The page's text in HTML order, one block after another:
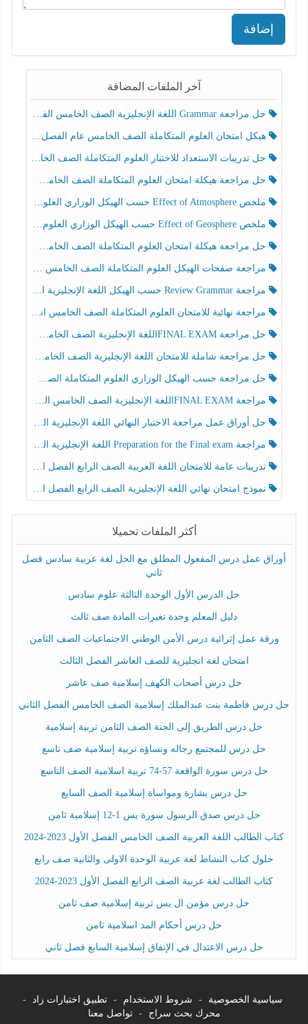
إضافة
آخر الملفات المضافة
حل مراجعة Grammar اللغة الإنجليزية الصف الخامس الفصل الثالث
هيكل امتحان العلوم المتكاملة الصف الخامس عام الفصل الدراسي الثالث 2025-2026
حل تدريبات الاستعداد للاختبار العلوم المتكاملة الصف الخامس عام الفصل الثالث
حل مراجعة هيكلة امتحان العلوم المتكاملة الصف الخامس انسبير الفصل الثالث
ملخص Effect of Atmosphere حسب الهيكل الوزاري العلوم المتكاملة الصف الخامس انسبير الفصل الثالث
ملخص Effect of Geosphere حسب الهيكل الوزاري العلوم المتكاملة الصف الخامس انسبير الفصل الثالث
حل مراجعة هيكلة امتحان العلوم المتكاملة الصف الخامس عام الفصل الثالث
مراجعة صفحات الهيكل العلوم المتكاملة الصف الخامس انسبير الفصل الثالث
مراجعة Review Grammar حسب الهيكل اللغة الإنجليزية الصف الخامس الفصل الثالث
مراجعة نهائية للامتحان العلوم المتكاملة الصف الخامس انسبير الفصل الثالث
حل مراجعة FINAL EXAMاللغة الإنجليزية الصف الخامس الفصل الثالث
حل مراجعة شاملة للامتحان اللغة الإنجليزية الصف الخامس الفصل الثالث
حل مراجعة حسب الهيكل الوزاري العلوم المتكاملة الصف الخامس عام الفصل الثالث
مراجعة FINAL EXAMاللغة الإنجليزية الصف الخامس الفصل الثالث
حل أوراق عمل مراجعة الاختبار النهائي اللغة الإنجليزية الصف الرابع الفصل الثالث
مراجعة Preparation for the Final exam اللغة الإنجليزية الصف الرابع الفصل الثالث
تدريبات عامة للامتحان اللغة العربية الصف الرابع الفصل الثالث
نموذج امتحان نهائي اللغة الإنجليزية الصف الرابع الفصل الثالث
أكثر الملفات تحميلا
أوراق عمل درس المفعول المطلق مع الحل لغة عربية سادس فصل
ثاني
حل الدرس الأول الوحدة الثالثة علوم سادس
دليل المعلم وحدة تغيرات المادة صف ثالث
ورقة عمل إثرائية درس الأمن الوطني الاجتماعيات الصف الثامن
امتحان لغة انجليزية للصف العاشر الفصل الثالث
حل درس أصحاب الكهف إسلامية صف عاشر
حل درس فاطمة بنت عبدالملك إسلامية الصف الخامس الفصل الثاني
حل درس الطريق إلى الجنة الصف الثامن تربية إسلامية
حل درس للمجتمع رجاله ونساؤه تربية إسلامية صف تاسع
حل درس سورة الواقعة 57-74 تربية اسلامية الصف التاسع
حل درس بشارة ومواساة إسلامية الصف السابع
حل درس صدق الرسول سورة يس 1-12 إسلامية ثامن
كتاب الطالب اللغة العربية الصف الخامس الفصل الأول 2023-2024
حلول كتاب النشاط لغة عربية الوحدة الاولى والثانية صف رابع
كتاب الطالب لغة عربية الصف الرابع الفصل الأول 2023-2024
حل درس مؤمن ال يس تربية إسلامية صف ثامن
حل درس أحكام المد اسلامية ثامن
حل درس الاعتدال في الإنفاق إسلامية السابع فصل ثاني
سياسية الخصوصية - شروط الاستخدام - تطبيق اختبارات زاد
-
محرك بحث سراج
- تواصل معنا